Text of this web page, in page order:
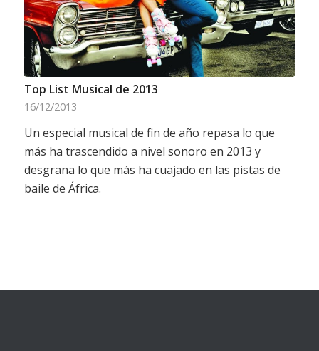
Top List Musical de 2013
16/12/2013
Un especial musical de fin de año repasa lo que
más ha trascendido a nivel sonoro en 2013 y
desgrana lo que más ha cuajado en las pistas de
baile de África.